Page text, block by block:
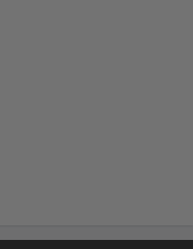
tarjoaa myös 24h